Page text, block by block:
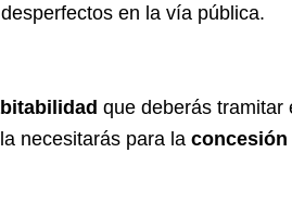
en la vía pública.
que deberás tramitar
necesitarás para la concesión